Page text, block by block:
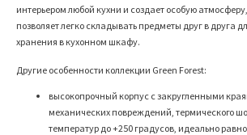
интерьером любой кухни и создает особую
позволяет легко складывать предметы друг в друга
хранения в кухонном шкафу.
Другие особенности коллекции Green Forest:
высокопрочный корпус с закругленными
механических повреждений, термического
температур до +250 градусов, идеально